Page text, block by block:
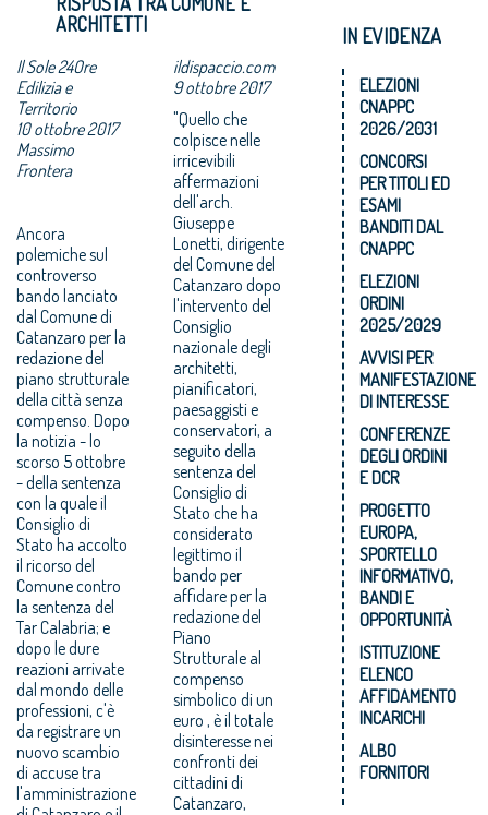
ARCHITETTI
Il Sole 24Ore
Edilizia e
Territorio
10 ottobre 2017
Massimo
Frontera
Ancora
polemiche sul
controverso
bando lanciato
dal Comune di
Catanzaro per la
redazione del
piano strutturale
della città senza
compenso. Dopo
la notizia - lo
scorso 5 ottobre
- della sentenza
con la quale il
Consiglio di
Stato ha accolto
il ricorso del
Comune contro
la sentenza del
Tar Calabria; e
dopo le dure
reazioni arrivate
dal mondo delle
professioni, c'è
da registrare un
nuovo scambio
di accuse tra
l'amministrazione
ildispaccio.com
9 ottobre 2017
"Quello che
colpisce nelle
irricevibili
affermazioni
dell'arch.
Giuseppe
Lonetti, dirigente
del Comune del
Catanzaro dopo
l'intervento del
Consiglio
nazionale degli
architetti,
pianificatori,
paesaggisti e
conservatori, a
seguito della
sentenza del
Consiglio di
Stato che ha
considerato
legittimo il
bando per
affidare per la
redazione del
Piano
Strutturale al
compenso
simbolico di un
euro , è il totale
disinteresse nei
confronti dei
cittadini di
Catanzaro,
IN EVIDENZA
ELEZIONI
CNAPPC
2026/2031
CONCORSI
PER TITOLI ED
ESAMI
BANDITI DAL
CNAPPC
ELEZIONI
ORDINI
2025/2029
AVVISI PER
MANIFESTAZIONE
DI INTERESSE
CONFERENZE
DEGLI ORDINI
E DCR
PROGETTO
EUROPA,
SPORTELLO
INFORMATIVO,
BANDI E
OPPORTUNITÀ
ISTITUZIONE
ELENCO
AFFIDAMENTO
INCARICHI
ALBO
FORNITORI